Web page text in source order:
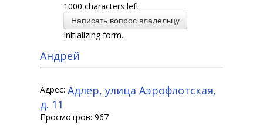
1000 characters left
Написать вопрос владельцу
Initializing form...
Андрей
Адрес: Адлер, улица Аэрофлотская,
д. 11
Просмотров: 967